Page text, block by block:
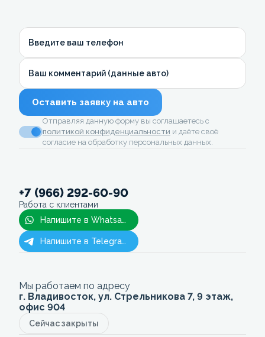
Введите ваш телефон
Ваш комментарий (данные авто)
Оставить заявку на авто
Отправляя данную форму вы соглашаетесь с
политикой конфиденциальности и даёте своё
согласие на обработку персональных данных.
+7 (966) 292-60-90
Работа с клиентами
Напишите в Whatsapp
Напишите в Telegram
Мы работаем по адресу
г. Владивосток, ул. Стрельникова 7, 9 этаж,
офис 904
Сейчас закрыты